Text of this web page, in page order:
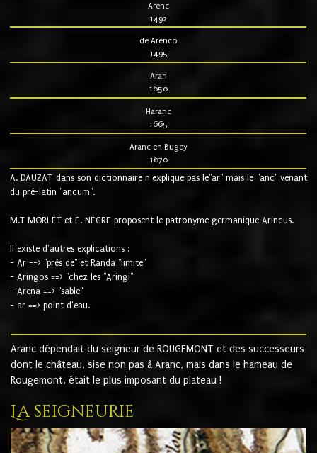
Arenc
1492
de Arenco
1495
Aran
1650
Haranc
1665
Aranc en Bugey
1670
A. DAUZAT dans son dictionnaire n'explique pas le"ar" mais le "anc" venant
du pré-latin "ancum".
M.T MORLET et E. NEGRE proposent le patronyme germanique Arincus.
Il existe d'autres explications :
- Ar ==> "près de" et Randa "limite"
- Aringos ==> "chez les "Aringi"
- Arena ==> "sable"
- ar ==> point d'eau.
Aranc dépendait du seigneur de ROUGEMONT et des successeurs
dont le château, sise non pas à Aranc, mais dans le hameau de
Rougemont, était le plus imposant du plateau !
La seigneurie